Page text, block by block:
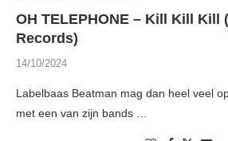
OH TELEPHONE – Kill Kill Kill
Records)
14/10/2024
Labelbaas Beatman mag dan heel veel
met een van zijn bands …